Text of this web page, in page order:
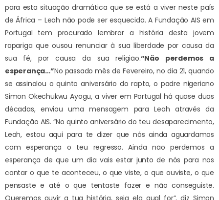
para esta situação dramática que se está a viver neste país
de África – Leah não pode ser esquecida. A Fundação AIS em
Portugal tem procurado lembrar a história desta jovem
rapariga que ousou renunciar à sua liberdade por causa da
sua fé, por causa da sua religião.“Não perdemos a
esperança…”No passado mês de Fevereiro, no dia 21, quando
se assinalou o quinto aniversário do rapto, o padre nigeriano
Simon Okechukwu Ayogu, a viver em Portugal há quase duas
décadas, enviou uma mensagem para Leah através da
Fundação AIS. “No quinto aniversário do teu desaparecimento,
Leah, estou aqui para te dizer que nós ainda aguardamos
com esperança o teu regresso. Ainda não perdemos a
esperança de que um dia vais estar junto de nós para nos
contar o que te aconteceu, o que viste, o que ouviste, o que
pensaste e até o que tentaste fazer e não conseguiste.
Queremos ouvir a tua história, seja ela qual for”, diz Simon